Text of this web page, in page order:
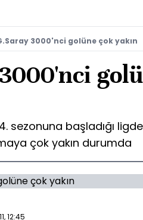
3000'nci golüne çok yakın
sezonuna başladığı
çok yakın durumda
12:45